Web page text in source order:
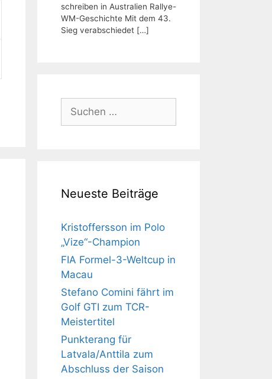
schreiben in Australien Rallye-
WM-Geschichte Mit dem 43.
Sieg verabschiedet […]
nach:
Neueste Beiträge
Kristoffersson im Polo
„Vize“-Champion
FIA Formel-3-Weltcup in
Macau
Stefano Comini fährt im
Golf GTI zum TCR-
Meistertitel
Punkterang für
Latvala/Anttila zum
Abschluss der Saison